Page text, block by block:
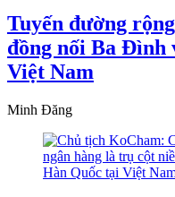
Tuyến đường
đồng nối Ba Đình
Việt Nam
Minh Đăng